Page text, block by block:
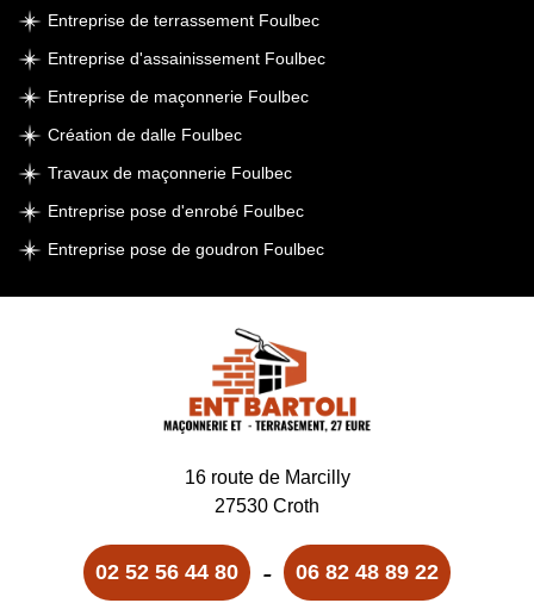
Entreprise de terrassement Foulbec
Entreprise d'assainissement Foulbec
Entreprise de maçonnerie Foulbec
Création de dalle Foulbec
Travaux de maçonnerie Foulbec
Entreprise pose d'enrobé Foulbec
Entreprise pose de goudron Foulbec
16 route de Marcilly
27530 Croth
02 52 56 44 80 - 06 82 48 89 22